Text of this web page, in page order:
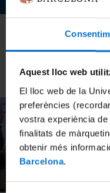
Aquest lloc web
El lloc web de la
preferències
vostra experiència
finalitats de
obtenir més
Barcelona.